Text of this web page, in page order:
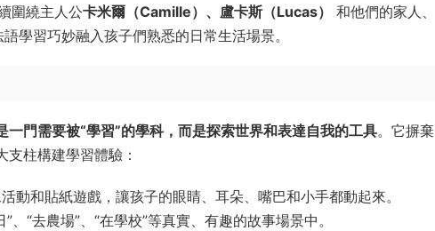
圍繞主人公卡米爾（Camille）、盧卡斯（Lucas）​
​ 和他們的家人、
語學習巧妙融入孩子們熟悉的日常生活場景。
一門需要被“學習”的學科，而是探索世界和表達自我的工具。它摒棄
柱構建學習體驗：
動和貼紙遊戲，讓孩子的眼睛、耳朵、嘴巴和小手都動起來。
、“去農場”、“在學校”等真實、有趣的故事場景中。